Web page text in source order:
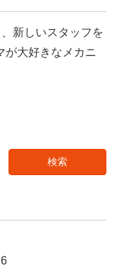
新しいスタッフを
が大好きなメカニ